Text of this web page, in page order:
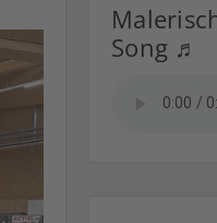
Song ♬